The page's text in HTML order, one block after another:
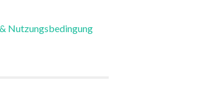
Nutzungsbedingung